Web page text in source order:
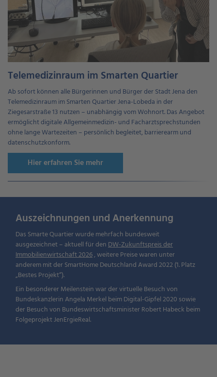
Telemedizinraum im Smarten Quartier
Ab sofort können alle Bürgerinnen und Bürger der Stadt Jena den
Telemedizinraum im Smarten Quartier Jena-Lobeda in der
Ziegesarstraße 13 nutzen – unabhängig vom Wohnort. Das Angebot
ermöglicht digitale Allgemeinmedizin- und Facharztsprechstunden
ohne lange Wartezeiten – persönlich begleitet, barrierearm und
datenschutzkonform.
Hier erfahren Sie mehr
Auszeichnungen und Anerkennung
Das Smarte Quartier wurde mehrfach bundesweit
ausgezeichnet – aktuell für denDW-Zukunftspreis der
Immobilienwirtschaft 2026, weitere Preise waren unter
anderem mit der SmartHome Deutschland Award 2022 (1. Platz
„Bestes Projekt“).
Ein besonderer Meilenstein war der virtuelle Besuch von
Bundeskanzlerin Angela Merkel beim Digital-Gipfel 2020 sowie
der Besuch von Bundeswirtschaftsminister Robert Habeck beim
Folgeprojekt JenErgieReal.